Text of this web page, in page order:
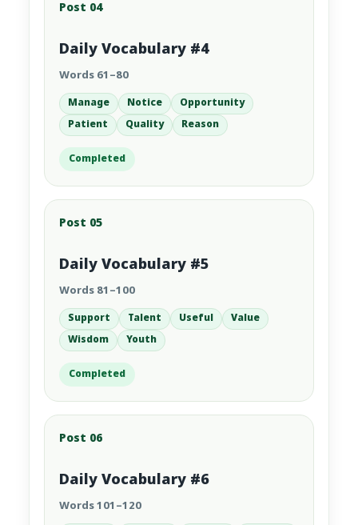
Post 04
Daily Vocabulary #4
Words 61–80
Manage Notice
Opportunity
Patient
Quality Reason
Completed
Post 05
Daily Vocabulary #5
Words 81–100
Support Talent Useful
Value
Wisdom
Youth
Completed
Post 06
Daily Vocabulary #6
Words 101–120